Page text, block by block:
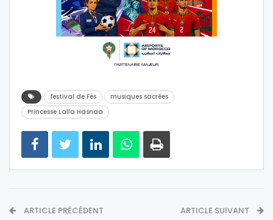
festival de Fès
musiques sacrées
Princesse Lalla Hasnaa
ARTICLE PRÉCÉDENT ARTICLE SUIVANT